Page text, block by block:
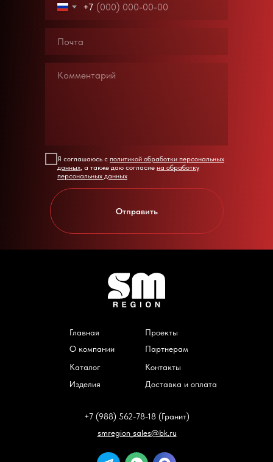
+7
Я соглашаюсь с политикой обработки персональных
данных, а также даю согласие на обработку
персональных данных
Отправить
Главная
О компании
Каталог
Изделия
Контакты
Партнерам
Проекты
Доставка и оплата
+7 (988) 562-78-18 (Гранит)
smregion_sales@bk.ru